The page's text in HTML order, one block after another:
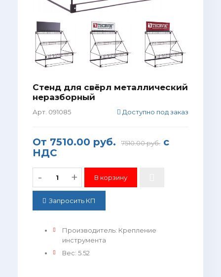
Стенд для свёрл металлический
неразборный
Арт. 091085 Доступно под заказ
От 7510.00 руб. 7510.00 руб.с
НДС
- +
Запросить КП
Производитель: Крепление
инструмента
Вес: 5.52